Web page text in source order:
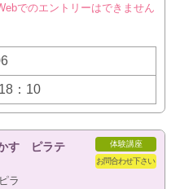
でのエントリーはできません
：10
体験講座
お問合わせ下さい
かす ピラテ
ラ